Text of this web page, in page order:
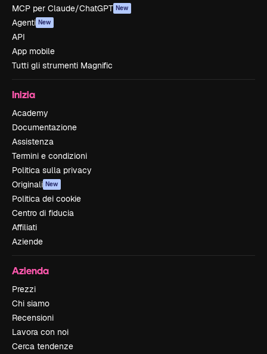
MCP per Claude/ChatGPT New
Agenti New
API
App mobile
Tutti gli strumenti Magnific
Inizia
Academy
Documentazione
Assistenza
Termini e condizioni
Politica sulla privacy
Originali New
Politica dei cookie
Centro di fiducia
Affiliati
Aziende
Azienda
Prezzi
Chi siamo
Recensioni
Lavora con noi
Cerca tendenze